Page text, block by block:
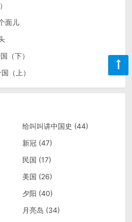
面儿
（下）
（上）
给叫叫讲中国史 (44)
新冠(47)
民国 (17)
美国 (26)
夕阳 (40)
月亮岛 (34)